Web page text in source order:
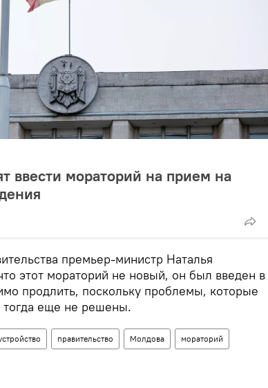
ввести мораторий на прием на
премьер-министр Наталья
этот мораторий не новый, он был введен в
продлить, поскольку проблемы, которые
тогда еще не решены.
правительство Молдова мораторий